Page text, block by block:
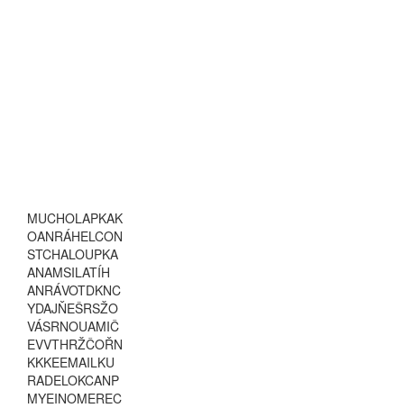
MUCHOLAPKAK
OANRÁHELCON
STCHALOUPKA
ANAMSILATÍH
ANRÁVOTDKNC
YDAJŇEŠRSŽO
VÁSRNOUAMIČ
EVVTHRŽČOŘN
KKKEEMAILKU
RADELOKCANP
MYEINOMEREC